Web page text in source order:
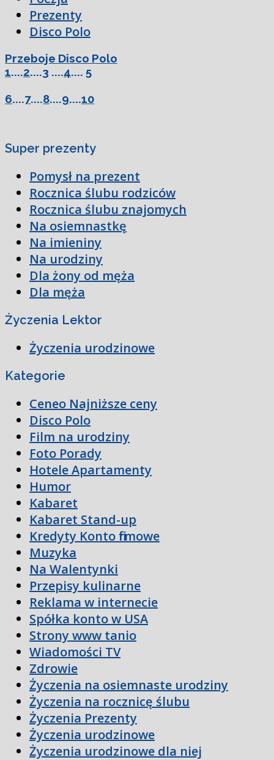
Prezenty
Disco Polo
Przeboje Disco Polo
1....2....3 ....4.... 5
6....7....8....9....10
Super prezenty
Pomysł na prezent
Rocznica ślubu rodziców
Rocznica ślubu znajomych
Na osiemnastkę
Na imieniny
Na urodziny
Dla żony od męża
Dla męża
Życzenia Lektor
Życzenia urodzinowe
Kategorie
Ceneo Najniższe ceny
Disco Polo
Film na urodziny
Foto Porady
Hotele Apartamenty
Humor
Kabaret
Kabaret Stand-up
Kredyty Konto firmowe
Muzyka
Na Walentynki
Przepisy kulinarne
Reklama w internecie
Spółka konto w USA
Strony www tanio
Wiadomości TV
Zdrowie
Życzenia na osiemnaste urodziny
Życzenia na rocznicę ślubu
Życzenia Prezenty
Życzenia urodzinowe
Życzenia urodzinowe dla niej